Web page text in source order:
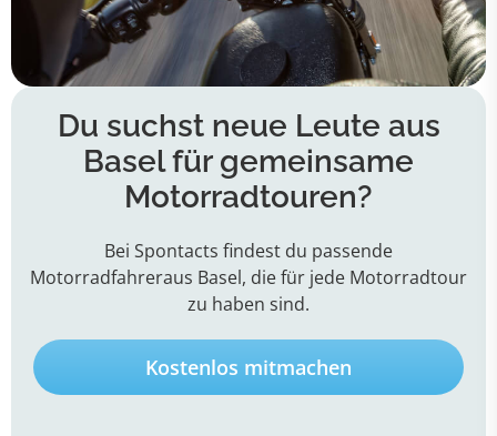
Du suchst neue Leute aus
Basel für gemeinsame
Motorradtouren?
Bei Spontacts findest du passende
Motorradfahreraus Basel, die für jede Motorradtour
zu haben sind.
Kostenlos mitmachen